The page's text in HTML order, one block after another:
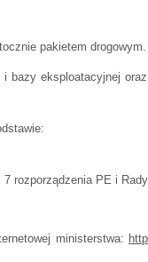
pakietem drogowym.
eksploatacyjnej
rozporządzenia PE i
ministerstwa: